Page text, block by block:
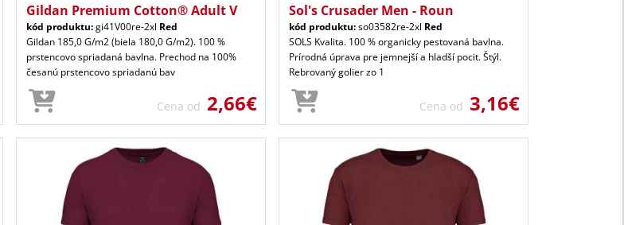
Gildan Premium Cotton® Adult V
kód produktu:gi41V00re-2xl Red
Gildan 185,0 G/m2 (biela 180,0 G/m2). 100 %
prstencovo spriadaná bavlna. Prechod na 100%
česanú prstencovo spriadanú bav
Cena od 2,66€
Sol's Crusader Men - Roun
kód produktu:so03582re-2xl Red
SOLS Kvalita. 100 % organicky pestovaná bavlna.
Prírodná úprava pre jemnejší a hladší pocit. Štýl.
Rebrovaný golier zo 1
Cena od 3,16€